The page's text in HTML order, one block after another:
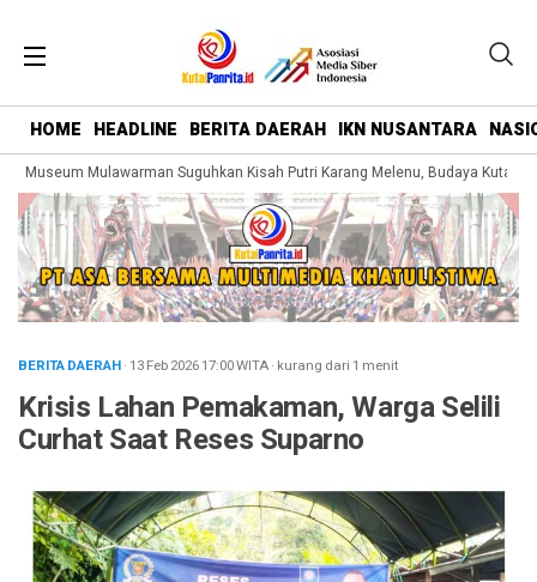
HOME HEADLINE BERITA DAERAH IKN NUSANTARA
Museum Mulawarman Suguhkan Kisah Putri Karang Melenu, Budaya Kutai
BERITA DAERAH· 13 Feb 202617:00WITA· kurang dari 1 menit
Krisis Lahan Pemakaman, Warga Selili
Curhat Saat Reses Suparno